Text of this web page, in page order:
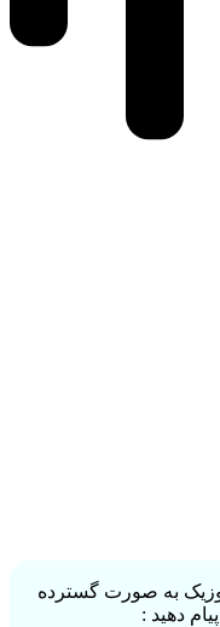
به صورت گسترده
دهید :